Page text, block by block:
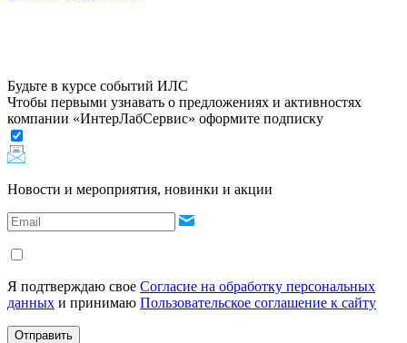
Будьте в курсе событий ИЛС
Чтобы первыми узнавать о предложениях и активностях
компании «ИнтерЛабСервис» оформите подписку
Новости и мероприятия, новинки и акции
Я подтверждаю свое Согласие на обработку персональных
данных и принимаю Пользовательское соглашение к сайту
Отправить